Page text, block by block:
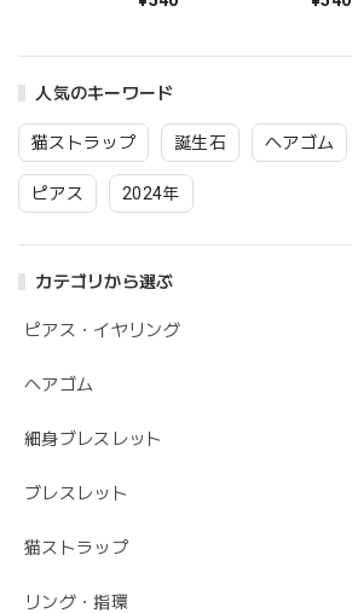
人気のキーワード
猫ストラップ 誕生石 ヘアゴム
ピアス 2024年
カテゴリから選ぶ
ピアス・イヤリング
ヘアゴム
細身ブレスレット
ブレスレット
猫ストラップ
リング・指環
法 パワーストーン
リング お守り メー
アイテム 開運インテ
イトデー アクセサリ
ー
石 浄化 金運 開運 幸
お守り 普通郵便 送